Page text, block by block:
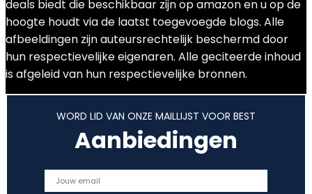
deals biedt die beschikbaar zijn op amazon en u op de
hoogte houdt via de laatst toegevoegde blogs. Alle
afbeeldingen zijn auteursrechtelijk beschermd door
hun respectievelijke eigenaren. Alle geciteerde inhoud
is afgeleid van hun respectievelijke bronnen.
WORD LID VAN ONZE MAILLIJST VOOR BEST
Aanbiedingen